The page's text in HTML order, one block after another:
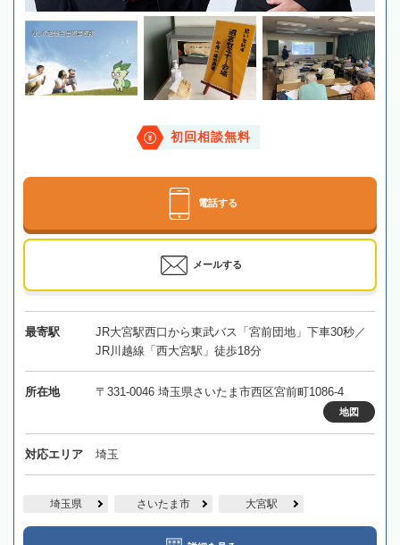
初回相談無料
電話する
メールする
最寄駅
JR大宮駅西口から東武バス「宮前団地」下車30秒／
JR川越線「西大宮駅」徒歩18分
所在地 〒331-0046 埼玉県さいたま市西区宮前町1086-4
地図
対応エリア 埼玉
埼玉県 さいたま市 大宮駅